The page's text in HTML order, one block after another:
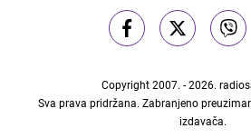
Copyright 2007. - 2026.
Sva prava pridržana. Zabranjeno
izdavača.